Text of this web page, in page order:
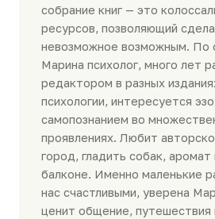
собрание книг — это
ресурсов, позволяющий
невозможное возможным. По
Марина психолог, много лет
редактором в разных
психологии, интересуется
самопознанием во
проявлениях. Любит
город, гладить собак,
балконе. Именно маленькие
нас счастливыми, уверена
ценит общение, путешествия